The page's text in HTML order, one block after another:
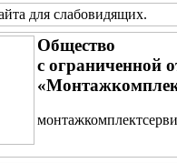
для слабовидящих.
Общество
с ограниченной